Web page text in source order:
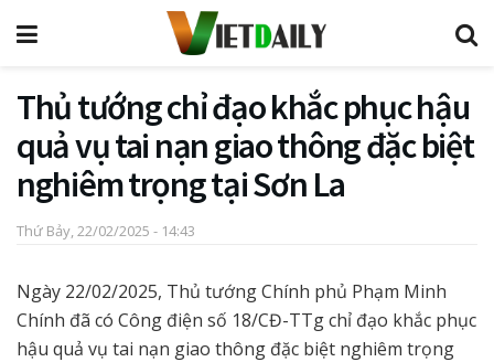
Thủ tướng chỉ đạo khắc phục hậu
quả vụ tai nạn giao thông đặc biệt
nghiêm trọng tại Sơn La
Thứ Bảy, 22/02/2025 - 14:43
Ngày 22/02/2025, Thủ tướng Chính phủ Phạm Minh
Chính đã có Công điện số 18/CĐ-TTg chỉ đạo khắc phục
hậu quả vụ tai nạn giao thông đặc biệt nghiêm trọng